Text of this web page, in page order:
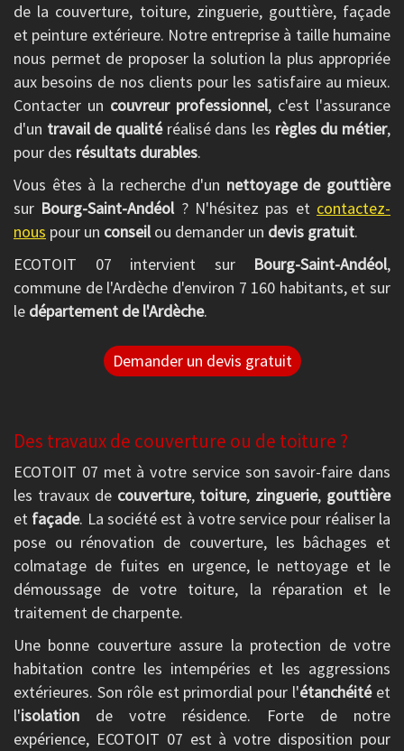
de la couverture, toiture, zinguerie, gouttière, façade
et peinture extérieure. Notre entreprise à taille humaine
nous permet de proposer la solution la plus appropriée
aux besoins de nos clients pour les satisfaire au mieux.
Contacter un couvreur professionnel, c'est l'assurance
d'un travail de qualitéréalisé dans les règles du métier,
pour des résultats durables.
Vous êtes à la recherche d'un nettoyage de gouttière
sur Bourg-Saint-Andéol? N'hésitez pas et contactez-
nous pour un conseilou demander un devis gratuit.
ECOTOIT 07 intervient sur Bourg-Saint-Andéol,
commune de l'Ardèche d'environ 7 160 habitants, et sur
le département de l'Ardèche.
Demander un devis gratuit
Des travaux de couverture ou de toiture ?
ECOTOIT 07 met à votre service son savoir-faire dans
les travaux de couverture, toiture, zinguerie, gouttière
et façade. La société est à votre service pour réaliser la
pose ou rénovation de couverture, les bâchages et
colmatage de fuites en urgence, le nettoyage et le
démoussage de votre toiture, la réparation et le
traitement de charpente.
Une bonne couverture assure la protection de votre
habitation contre les intempéries et les aggressions
extérieures. Son rôle est primordial pour l'étanchéitéet
l'isolation de votre résidence. Forte de notre
expérience, ECOTOIT 07 est à votre disposition pour